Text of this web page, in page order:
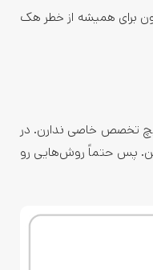
برای همیشه از خطر هک
تخصص خاصی ندارن. در
پس حتماً روش‌هایی رو